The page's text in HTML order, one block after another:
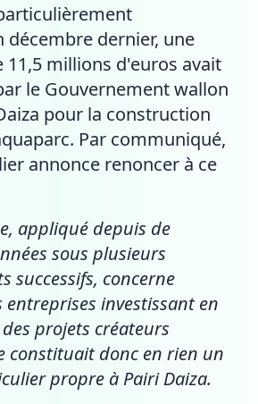
décembre dernier, une
11,5 millions d'euros avait
le Gouvernement wallon
pour la construction
Par communiqué,
annonce renoncer à ce
appliqué depuis de
sous plusieurs
successifs, concerne
entreprises investissant en
projets créateurs
constituait donc en rien un
propre à Pairi Daiza.